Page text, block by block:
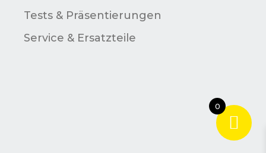
Tests & Präsentierungen
Service & Ersatzteile
0